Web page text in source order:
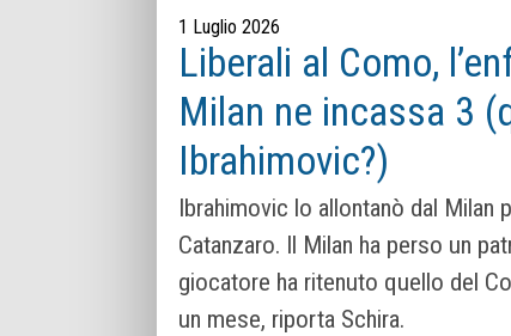
1 Luglio 2026
Liberali al Como,
Milan ne incassa 3
Ibrahimovic?)
Ibrahimovic lo allontanò dal Milan
Catanzaro. Il Milan ha perso un
giocatore ha ritenuto quello del
un mese, riporta Schira.